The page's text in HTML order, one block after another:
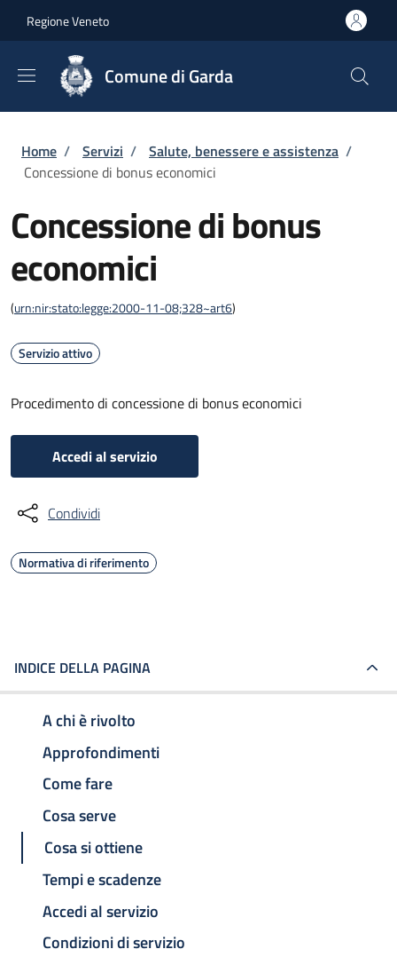
Regione Veneto
Comune di Garda
Briciole di pane
Home / Servizi / Salute, benessere e assistenza /
Concessione di bonus economici
Concessione di bonus
economici
(urn:nir:stato:legge:2000-11-08;328~art6)
Servizio attivo
Procedimento di concessione di bonus economici
Accedi al servizio
Condividi
Normativa di riferimento
INDICE DELLA PAGINA
A chi è rivolto
Approfondimenti
Come fare
Cosa serve
Cosa si ottiene
Tempi e scadenze
Accedi al servizio
Condizioni di servizio